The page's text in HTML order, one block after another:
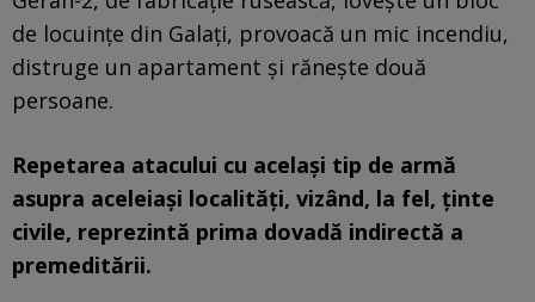
de locuințe din Galați, provoacă un mic incendiu,
distruge un apartament și rănește două
persoane.
Repetarea atacului cu același tip de armă
asupra aceleiași localități, vizând, la fel, ținte
civile, reprezintă prima dovadă indirectă a
premeditării.